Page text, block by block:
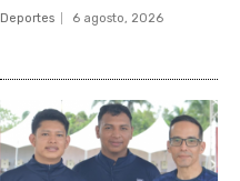
Deportes 6 agosto, 2026